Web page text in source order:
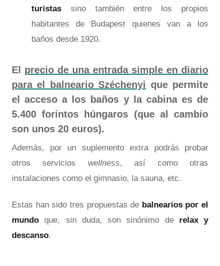
turistas sino también entre los propios
habitantes de Budapest quienes van a los
baños desde 1920.
El precio de una entrada simple en diario
para el balneario Széchenyi que permite
el acceso a los baños y la cabina es de
5.400 forintos húngaros (que al cambio
son unos 20 euros).
Además, por un suplemento extra podrás probar
otros servicios wellness, así como otras
instalaciones como el gimnasio, la sauna, etc.
Estas han sido tres propuestas de balnearios por el
mundo que, sin duda, son sinónimo de relax y
descanso.